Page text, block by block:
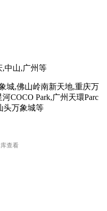
,中山,广州等
城,佛山岭南新天地,重庆万
COCO Park,广州天環Parc
头万象城等
查看